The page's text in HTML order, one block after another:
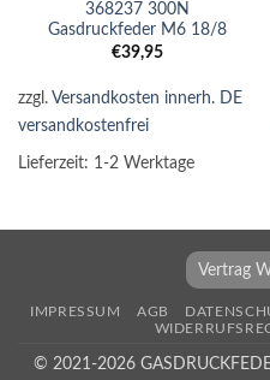
368237 300N
Gasdruckfeder M6 18/8
€39,95
zzgl. Versandkosten innerh. DE
versandkostenfrei
Lieferzeit: 1-2 Werktage
Vertrag
IMPRESSUM AGB
© 2021-2026